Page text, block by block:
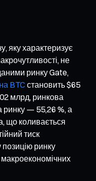
яку характеризує
не
ринку Gate,
BTC становить $65
млрд, ринкова
ринку — 55,26 %, а
що коливається
тиск
позицію ринку
макроекономічних